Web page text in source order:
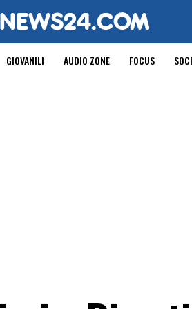
GIOVANILI AUDIO ZONE FOCUS